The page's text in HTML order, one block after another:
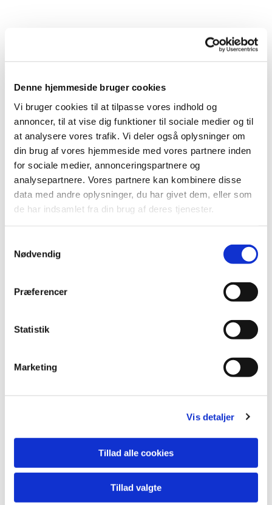
Denne hjemmeside bruger cookies
Vi bruger cookies til at tilpasse vores indhold og
annoncer, til at vise dig funktioner til sociale medier og til
at analysere vores trafik. Vi deler også oplysninger om
din brug af vores hjemmeside med vores partnere inden
for sociale medier, annonceringspartnere og
analysepartnere. Vores partnere kan kombinere disse
data med andre oplysninger, du har givet dem, eller som
de har indsamlet fra din brug af deres tjenester.
Nødvendig
Præferencer
Statistik
Marketing
Vis detaljer
Tillad alle cookies
Tillad valgte
Du vil måske også kunne
lide...